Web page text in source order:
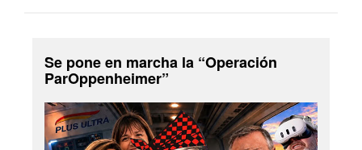
Se pone en marcha la “Operación
ParOppenheimer”